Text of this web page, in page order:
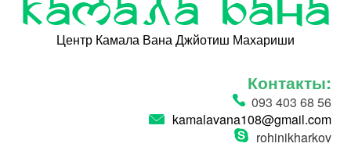
Центр Камала Вана Джйотиш Махариши
Контакты:
093 403 68 56
kamalavana108@gmail.com
rohinikharkov